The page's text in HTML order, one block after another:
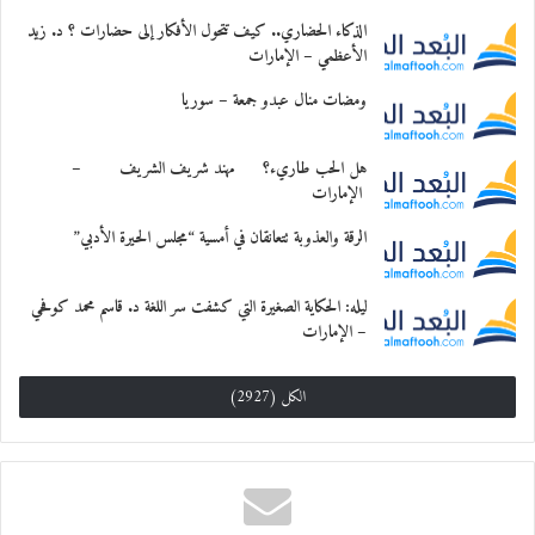
ولهم، وهذا ما اعتدنا عليه في المملكة العربية
السعودية، بلد العطاء والخير والإنسانية. دعونا
معاً نصنع الفارق في حياة من هم في أمس
الحاجة إلى دعمنا.”
ثم كانت كلمة لنائب صاحب السّمو الأمير بدر
بن عبدالله بن فرحان آل سعود وزير الثقافة،
ألفاها حامد بن محمد فايز، وجاء فيها: “أسعد
بالوجود معكم في هذه الليلة نيابة عن راعي
الحفل صاحب السمو الأمير بدر بن عبدالله بن
فرحان آل سعود، وزير الثقافة، وذلك في أمسية
من أمسيات جمعية “السلياك” التي نفخر في
الذكاء الحضاري.. كيف تتحول الأفكار إلى حضارات ؟ د. زيد
الأعظمي – الإمارات
ومضات منال عبدو جمعة – سوريا
هل الحب طاريء؟ مهند شريف الشريف –
الإمارات
الرقة والعذوبة تتعانقان في أمسية “مجلس الحيرة الأدبي”
ليله: الحكاية الصغيرة التي كشفت سر اللغة د. قاسم محمد كوفحي
– الإمارات
الكل (2927)